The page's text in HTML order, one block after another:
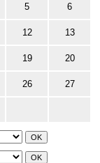
5 6
12 13
19 20
26 27